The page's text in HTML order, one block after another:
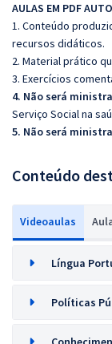
AULAS EM PDF
1. Conteúdo
recursos didáticos.
2. Material prático
3. Exercícios
4. Não será
Serviço Social na
5. Não será
Conteúdo
Videoaulas
Língua
Políticas